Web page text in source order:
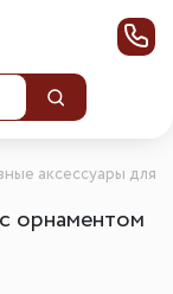
аксессуары для
орнаментом